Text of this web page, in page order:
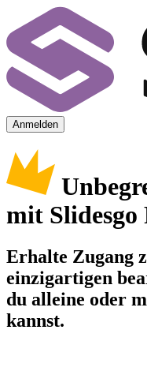
Anmelden
mit Slidesgo
Erhalte Zugang
einzigartigen
du alleine oder
kannst.